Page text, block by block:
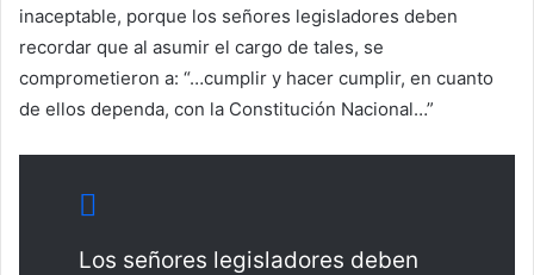
inaceptable, porque los señores legisladores deben
recordar que al asumir el cargo de tales, se
comprometieron a: “…cumplir y hacer cumplir, en cuanto
de ellos dependa, con la Constitución Nacional…”
Los señores legisladores deben